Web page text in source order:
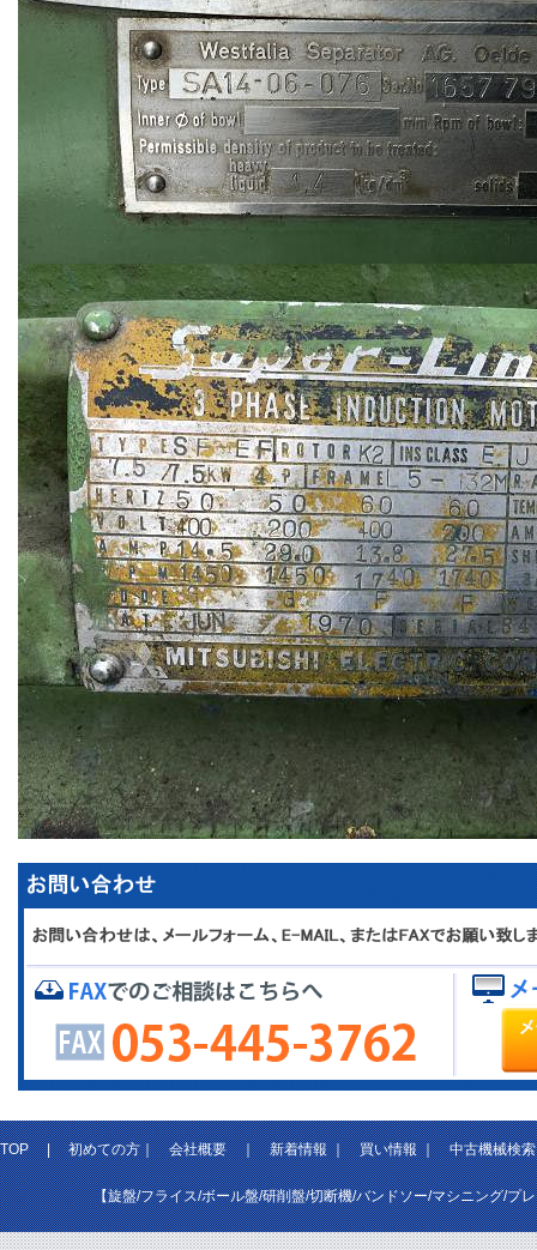
TOP|初めての方｜会社概要｜新着情報｜買い情報｜中古機械検索
【旋盤/フライス/ボール盤/研削盤/切断機/バンドソー/マシニング/プ